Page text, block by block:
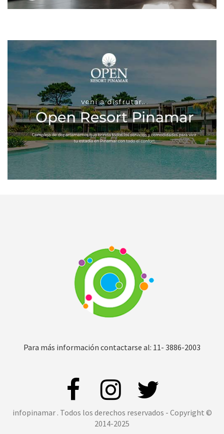
Para más información contactarse al: 11- 3886-2003
infopinamar . Todos los derechos reservados - Copyright ©
2014-2025